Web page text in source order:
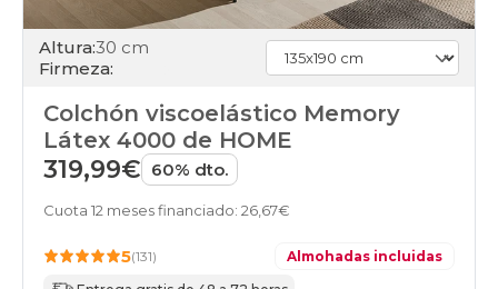
colchones
180x190cm
colchones
doble
colchones
especial
180x220cm-
especial
Altura:30 cm
Firmeza:
Colchón viscoelástico Memory
Látex 4000 de HOME
319,99€ 60% dto.
Cuota 12 meses financiado: 26,67€
5(131) Almohadas incluidas